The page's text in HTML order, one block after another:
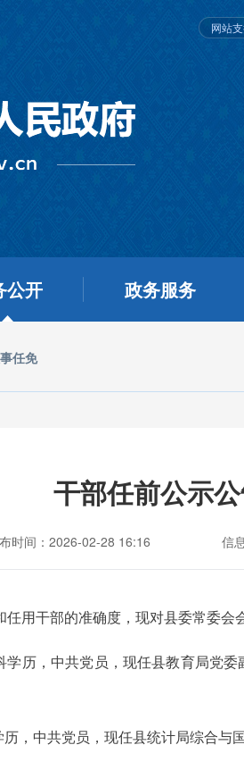
网站
公开 政务服务
任免
干部任前公示
时间：2026-02-28 16:16 信
用干部的准确度，现对县委常委
历，中共党员，现任县教育局党
，中共党员，现任县统计局综合与